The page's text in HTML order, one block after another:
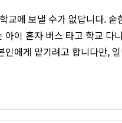
교에 보낼 수가 없답니다.
아이 혼자 버스 타고 학교
인에게 맡기려고 합니다만,